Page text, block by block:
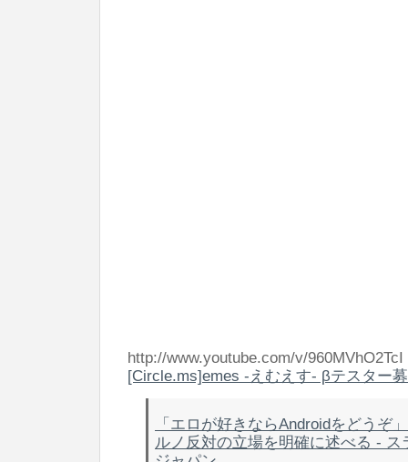
http://www.youtube.com/v/960MVhO2TcI
[Circle.ms]emes -えむえす- βテスター
「エロが好きならAndroidをどうぞ
ルノ反対の立場を明確に述べる - ス